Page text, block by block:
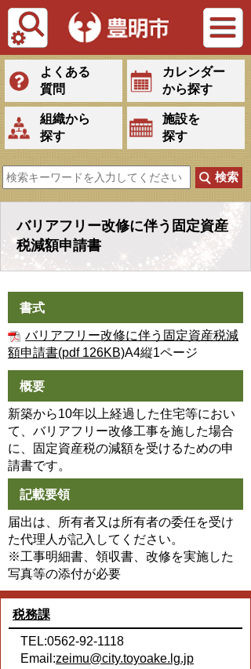
Tiếng Việt
よくある
質問
カレンダー
から探す
組織から
探す
施設を
探す
バリアフリー改修に伴う固定資産
税減額申請書
書式
バリアフリー改修に伴う固定資産税減
額申請書(pdf 126KB)A4縦1ページ
概要
新築から10年以上経過した住宅等におい
て、バリアフリー改修工事を施した場合
に、固定資産税の減額を受けるための申
請書です。
記載要領
届出は、所有者又は所有者の委任を受け
た代理人が記入してください。
※工事明細書、領収書、改修を実施した
写真等の添付が必要
税務課
TEL:0562-92-1118
Email:zeimu@city.toyoake.lg.jp